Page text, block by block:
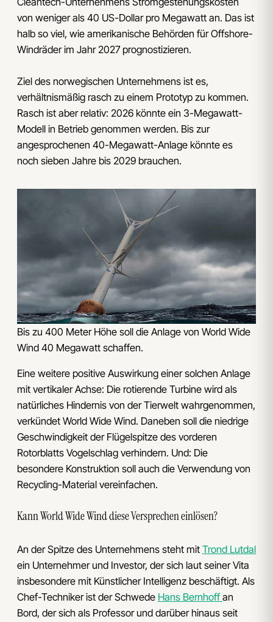
von weniger als 40 US-Dollar pro Megawatt an. Das ist
halb so viel, wie amerikanische Behörden für Offshore-
Windräder im Jahr 2027 prognostizieren.
Ziel des norwegischen Unternehmens ist es,
verhältnismäßig rasch zu einem Prototyp zu kommen.
Rasch ist aber relativ: 2026 könnte ein 3-Megawatt-
Modell in Betrieb genommen werden. Bis zur
angesprochenen 40-Megawatt-Anlage könnte es
noch sieben Jahre bis 2029 brauchen.
Bis zu 400 Meter Höhe soll die Anlage von World Wide
Wind 40 Megawatt schaffen.
Eine weitere positive Auswirkung einer solchen Anlage
mit vertikaler Achse: Die rotierende Turbine wird als
natürliches Hindernis von der Tierwelt wahrgenommen,
verkündet World Wide Wind. Daneben soll die niedrige
Geschwindigkeit der Flügelspitze des vorderen
Rotorblatts Vogelschlag verhindern. Und: Die
besondere Konstruktion soll auch die Verwendung von
Recycling-Material vereinfachen.
Kann World Wide Wind diese Versprechen einlösen?
An der Spitze des Unternehmens steht mit Trond Lutdal
ein Unternehmer und Investor, der sich laut seiner Vita
insbesondere mit Künstlicher Intelligenz beschäftigt. Als
Chef-Techniker ist der Schwede Hans Bernhoffan
Bord, der sich als Professor und darüber hinaus seit